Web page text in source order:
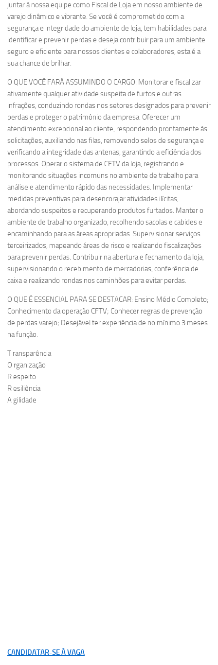
juntar à nossa equipe como Fiscal de Loja em nosso ambiente de
varejo dinâmico e vibrante. Se você é comprometido com a
segurança e integridade do ambiente de loja, tem habilidades para
identificar e prevenir perdas e deseja contribuir para um ambiente
seguro e eficiente para nossos clientes e colaboradores, esta é a
sua chance de brilhar.
O QUE VOCÊ FARÁ ASSUMINDO O CARGO: Monitorar e fiscalizar
ativamente qualquer atividade suspeita de furtos e outras
infrações, conduzindo rondas nos setores designados para prevenir
perdas e proteger o patrimônio da empresa. Oferecer um
atendimento excepcional ao cliente, respondendo prontamente às
solicitações, auxiliando nas filas, removendo selos de segurança e
verificando a integridade das antenas, garantindo a eficiência dos
processos. Operar o sistema de CFTV da loja, registrando e
monitorando situações incomuns no ambiente de trabalho para
análise e atendimento rápido das necessidades. Implementar
medidas preventivas para desencorajar atividades ilícitas,
abordando suspeitos e recuperando produtos furtados. Manter o
ambiente de trabalho organizado, recolhendo sacolas e cabides e
encaminhando para as áreas apropriadas. Supervisionar serviços
terceirizados, mapeando áreas de risco e realizando fiscalizações
para prevenir perdas. Contribuir na abertura e fechamento da loja,
supervisionando o recebimento de mercadorias, conferência de
caixa e realizando rondas nos caminhões para evitar perdas.
O QUE É ESSENCIAL PARA SE DESTACAR: Ensino Médio Completo;
Conhecimento da operação CFTV; Conhecer regras de prevenção
de perdas varejo; Desejável ter experiência de no mínimo 3 meses
na função.
T ransparência
O rganização
R espeito
R esiliência
A gilidade
CANDIDATAR-SE À VAGA